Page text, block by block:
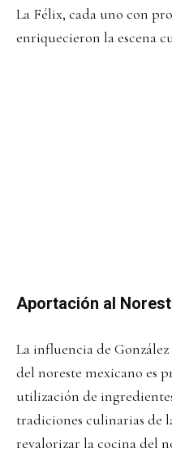
La Félix, cada uno con
enriquecieron la escena
Aportación al
La influencia de
del noreste mexicano es
utilización de
tradiciones culinarias de
revalorizar la cocina del